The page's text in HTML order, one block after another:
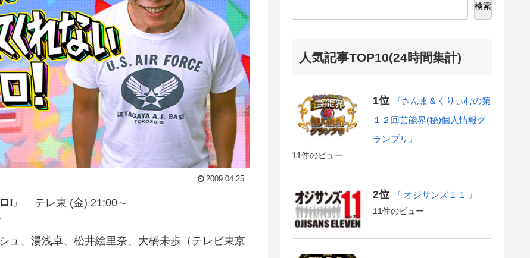
2009.04.25
!』 テレ東 (金) 21:00～
ュ、湯浅卓、松井絵里奈、大橋未歩（テレビ東京
検索
人気記事TOP10(24時間集計)
『さんま＆くりぃむの第
１２回芸能界(秘)個人情報グ
ランプリ』
11件のビュー
『 オジサンズ１１ 』
11件のビュー